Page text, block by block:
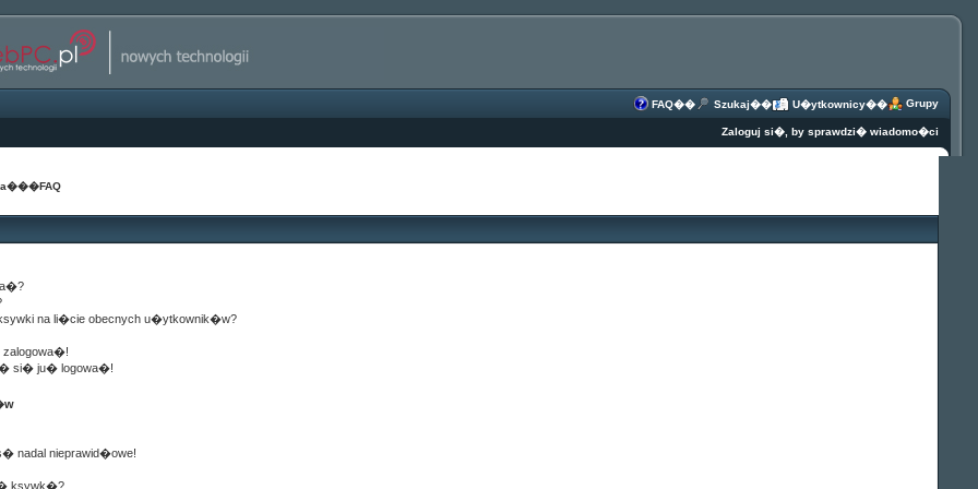
FAQ�� Szukaj�� U�ytkownicy�� Grupy
Zaloguj si�, by sprawdzi� wiadomo�ci
���FAQ
na li�cie obecnych u�ytkownik�w?
si� ju� logowa�!
nadal nieprawid�owe!
ksywk�?